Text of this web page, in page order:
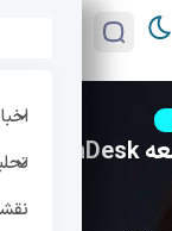
انتصاب Jay Yarow و چشم انداز توسعه CoinDesk